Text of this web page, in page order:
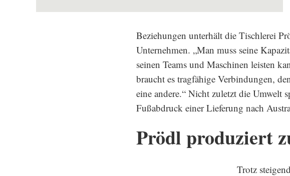
Beziehungen unterhält die Tischlerei
Unternehmen. „Man muss seine
seinen Teams und Maschinen leisten
braucht es tragfähige Verbindungen,
eine andere.“ Nicht zuletzt die Umwelt
Fußabdruck einer Lieferung nach
Prödl produziert
Trotz